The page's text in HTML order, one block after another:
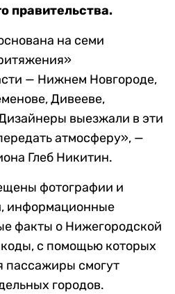
правительства.
на семи
— Нижнем Новгороде,
Дивееве,
выезжали в эти
атмосферу», —
Глеб Никитин.
фотографии и
информационные
факты о Нижегородской
коды, с помощью которых
пассажиры смогут
городов.